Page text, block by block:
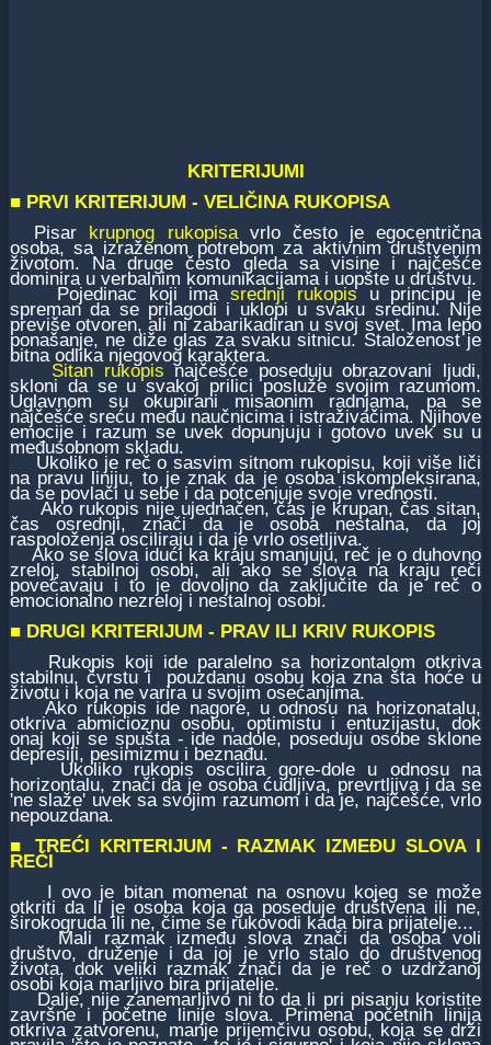
KRITERIJUMI
■ PRVI KRITERIJUM - VELIČINA RUKOPISA
Pisar krupnog rukopisavrlo često je egocentrična
osoba, sa izraženom potrebom za aktivnim društvenim
životom. Na druge često gleda sa visine i najčešće
dominira u verbalnim komunikacijama i uopšte u društvu.
Pojedinac koji imasrednji rukopisu principu je
spreman da se prilagodi i uklopi u svaku sredinu. Nije
previše otvoren, ali ni zabarikadiran u svoj svet. Ima lepo
ponašanje, ne diže glas za svaku sitnicu. Staloženost je
bitna odlika njegovog karaktera.
Sitan rukopis najčešće poseduju obrazovani ljudi,
skloni da se u svakoj prilici posluže svojim razumom.
Uglavnom su okupirani misaonim radnjama, pa se
najčešće sreću među naučnicima i istraživačima. Njihove
emocije i razum se uvek dopunjuju i gotovo uvek su u
međusobnom skladu.
Ukoliko je reč o sasvim sitnom rukopisu, koji više liči
na pravu liniju, to je znak da je osoba iskompleksirana,
da se povlači u sebe i da potcenjuje svoje vrednosti.
Ako rukopis nije ujednačen, čas je krupan, čas sitan,
čas osrednji, znači da je osoba nestalna, da joj
raspoloženja osciliraju i da je vrlo osetljiva.
Ako se slova idući ka kraju smanjuju, reč je o duhovno
zreloj, stabilnoj osobi, ali ako se slova na kraju reči
povećavaju i to je dovoljno da zaključite da je reč o
emocionalno nezreloj i nestalnoj osobi.
■ DRUGI KRITERIJUM - PRAV ILI KRIV RUKOPIS
Rukopis koji ide paralelno sa horizontalom otkriva
stabilnu, čvrstu i pouzdanu osobu koja zna šta hoće u
životu i koja ne varira u svojim osećanjima.
Ako rukopis ide nagore, u odnosu na horizonatalu,
otkriva abmicioznu osobu, optimistu i entuzijastu, dok
onaj koji se spušta - ide nadole, poseduju osobe sklone
depresiji, pesimizmu i beznađu.
Ukoliko rukopis oscilira gore-dole u odnosu na
horizontalu, znači da je osoba ćudljiva, prevrtljiva i da se
'ne slaže' uvek sa svojim razumom i da je, najčešće, vrlo
nepouzdana.
■
TREĆI KRITERIJUM - RAZMAK IZMEĐU SLOVA I
REČI
I ovo je bitan momenat na osnovu kojeg se može
otkriti da li je osoba koja ga poseduje društvena ili ne,
širokogruda ili ne, čime se rukovodi kada bira prijatelje...
Mali razmak između slova znači da osoba voli
društvo, druženje i da joj je vrlo stalo do društvenog
života, dok veliki razmak znači da je reč o uzdržanoj
osobi koja marljivo bira prijatelje.
Dalje, nije zanemarljivo ni to da li pri pisanju koristite
završne i početne linije slova. Primena početnih linija
otkriva zatvorenu, manje prijemčivu osobu, koja se drži